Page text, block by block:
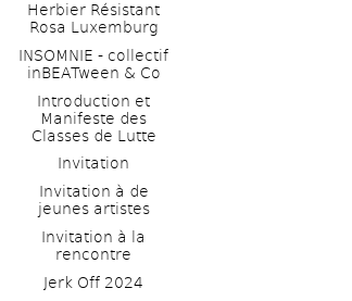
Herbier Résistant
Rosa Luxemburg
INSOMNIE - collectif
inBEATween & Co
Introduction et
Manifeste des
Classes de Lutte
Invitation
Invitation à de
jeunes artistes
Invitation à la
rencontre
Jerk Off 2024